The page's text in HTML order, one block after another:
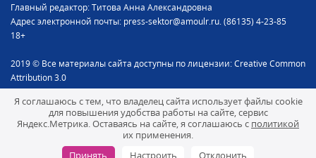
Главный редактор: Титова Анна Александровна
Адрес электронной почты: press-sektor@amoulr.ru. (86135) 4-23-85
18+
2019 © Все материалы сайта доступны по лицензии: Creative Common
Attribution 3.0
Разработанно в Студии Антона Казначеева
Я соглашаюсь с тем, что владелец сайта использует файлы cookie
для повышения удобства работы на сайте, сервис
Яндекс.Метрика. Оставаясь на сайте, я соглашаюсь с политикой
их применения.
Принять
Настроить Отклонить